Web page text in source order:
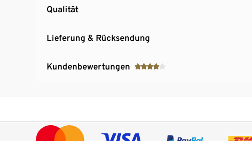
Qualität
Lieferung & Rücksendung
Kundenbewertungen